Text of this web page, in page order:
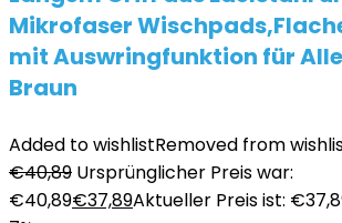
Mikrofaser
mit Auswringfunktion für
Braun
Added to wishlistRemoved from
€40,89 Ursprünglicher Preis war:
€40,89€37,89Aktueller Preis ist: